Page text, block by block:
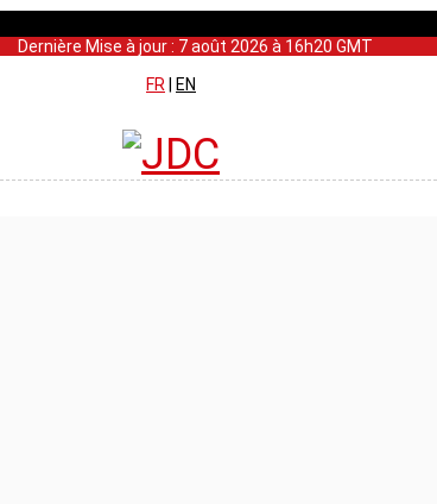
Dernière Mise à jour : 7 août 2026 à 16h20 GMT
FR
EN